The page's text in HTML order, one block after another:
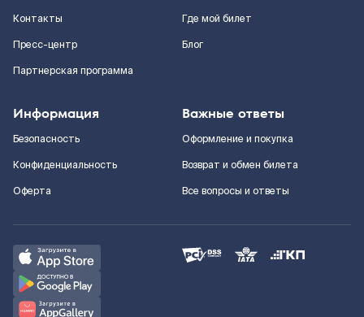
Контакты
Пресс-центр
Партнерская программа
Где мой билет
Блог
Информация
Безопасность
Конфиденциальность
Оферта
Важные ответы
Оформление и покупка
Возврат и обмен билета
Все вопросы и ответы